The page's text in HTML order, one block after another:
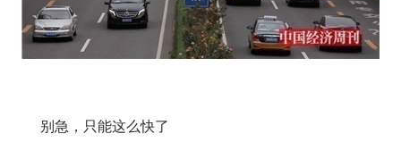
别急，只能这么快了